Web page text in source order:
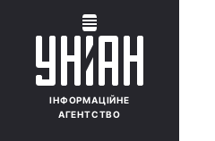
ІНФОРМАЦІЙНЕ
АГЕНТСТВО